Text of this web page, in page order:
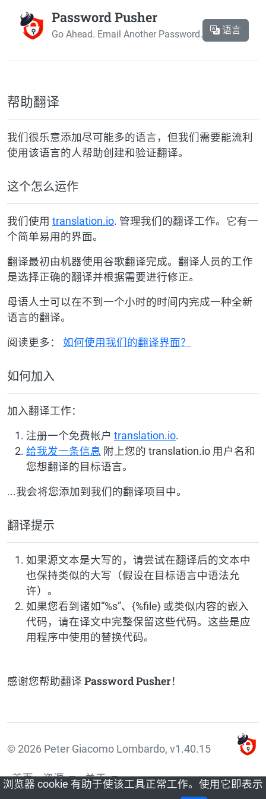
Password Pusher
Go Ahead. Email Another Password. 语言
帮助翻译
我们很乐意添加尽可能多的语言，但我们需要能流利
使用该语言的人帮助创建和验证翻译。
这个怎么运作
我们使用 translation.io. 管理我们的翻译工作。它有一
个简单易用的界面。
翻译最初由机器使用谷歌翻译完成。翻译人员的工作
是选择正确的翻译并根据需要进行修正。
母语人士可以在不到一个小时的时间内完成一种全新
语言的翻译。
阅读更多： 如何使用我们的翻译界面？
如何加入
加入翻译工作：
注册一个免费帐户 translation.io.
给我发一条信息 附上您的 translation.io 用户名和
您想翻译的目标语言。
...我会将您添加到我们的翻译项目中。
翻译提示
如果源文本是大写的，请尝试在翻译后的文本中
也保持类似的大写（假设在目标语言中语法允
许）。
如果您看到诸如“%s”、{%file} 或类似内容的嵌入
代码，请在译文中完整保留这些代码。这些是应
用程序中使用的替换代码。
感谢您帮助翻译 Password Pusher！
© 2026 Peter Giacomo Lombardo, v1.40.15
首页 资源 关于
浏览器 cookie 有助于使该工具正常工作。使用它即表示